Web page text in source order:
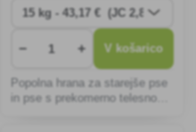
− + V košarico
Popolna hrana za starejše pse
in pse s prekomerno telesno